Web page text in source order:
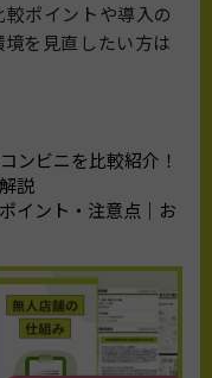
ポイントや導入の
を見直したい方は
ンビニを比較紹介！
説
イント・注意点｜お